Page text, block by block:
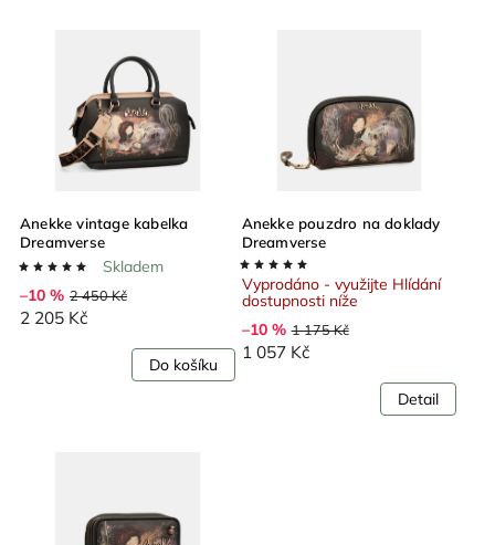
Abecedně
Anekke vintage kabelka
Dreamverse
Skladem
–10 % 2 450 Kč
2 205 Kč
Do košíku
Anekke pouzdro na doklady
Dreamverse
Vyprodáno - využijte Hlídání
dostupnosti níže
–10 % 1 175 Kč
1 057 Kč
Detail